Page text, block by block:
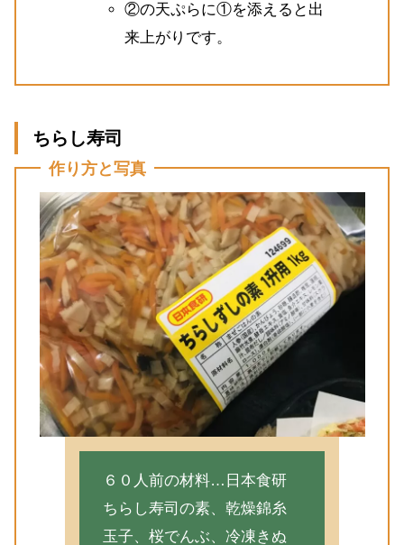
②の天ぷらに①を添えると出
来上がりです。
ちらし寿司
作り方と写真
６０人前の材料…日本食研
ちらし寿司の素、乾燥錦糸
玉子、桜でんぶ、冷凍きぬ